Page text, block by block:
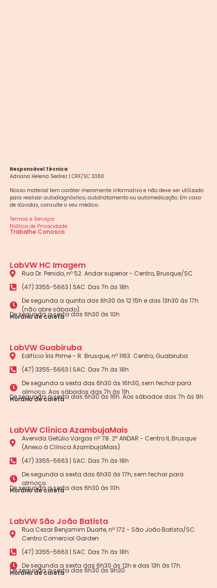
Responsável Técnica
Adriana Helena Sedrez | CRF/SC 3380
Nosso material tem caráter meramente informativo e não deve ser utilizado
para realizar autodiagnóstico, autotratamento ou automedicação. Em caso
de dúvidas, consulte o seu médico.
Termos e Serviços
Política de Privacidade
Trabalhe Conosco
LabVW HC Imagem
Rua Dr. Penido, nº 52. Andar superior - Centro, Brusque/SC
(47) 3355-5663 | SAC: Das 7h às 18h
De segunda a quinta das 6h30 às 12:15h e das 13h30 às 17h
(não abre sábado).
Horário de coleta
De segunda a sexta das 6h30 às 10h.
LabVW Guabiruba
Edifício Íris Prime - R. Brusque, nº 1163. Centro, Guabiruba
(47) 3355-5663 | SAC: Das 7h às 18h
De segunda a sexta das 6h30 às 16h30, sem fechar para
almoço. Aos sábados das 7h às 11h.
Horário de coleta
De segunda a sexta das 6h30 às 16h. Aos sábados das 7h às 9h.
LabVW Clínica AzambujaMais
Avenida Getúlio Vargas nº 78. 2º ANDAR - Centro II, Brusque
(Anexo à Clínica AzambujaMais)
(47) 3355-5663 | SAC: Das 7h às 18h
De segunda a sexta das 6h30 às 17h, sem fechar para
almoço.
Horário de coleta
De segunda a sexta das 6h30 às 10h.
LabVW São João Batista
Rua Cezar Benjamim Duarte, nº 172 - São João Batista/SC.
Centro Comercial Garden
(47) 3355-5663 | SAC: Das 7h às 18h
De segunda a sexta das 6h30 às 12h e das 13h às 17h.
Horário de coleta
De segunda a sexta das 6h30 às 9h30.